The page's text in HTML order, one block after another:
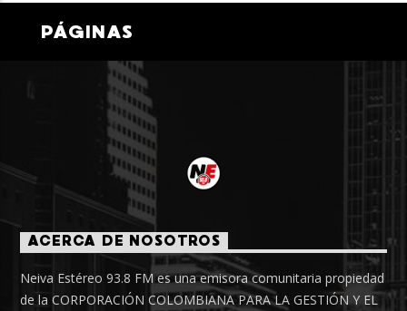
PÁGINAS
ACERCA DE NOSOTROS
Neiva Estéreo 93.8 FM es una emisora comunitaria propiedad
de la CORPORACIÓN COLOMBIANA PARA LA GESTIÓN Y EL